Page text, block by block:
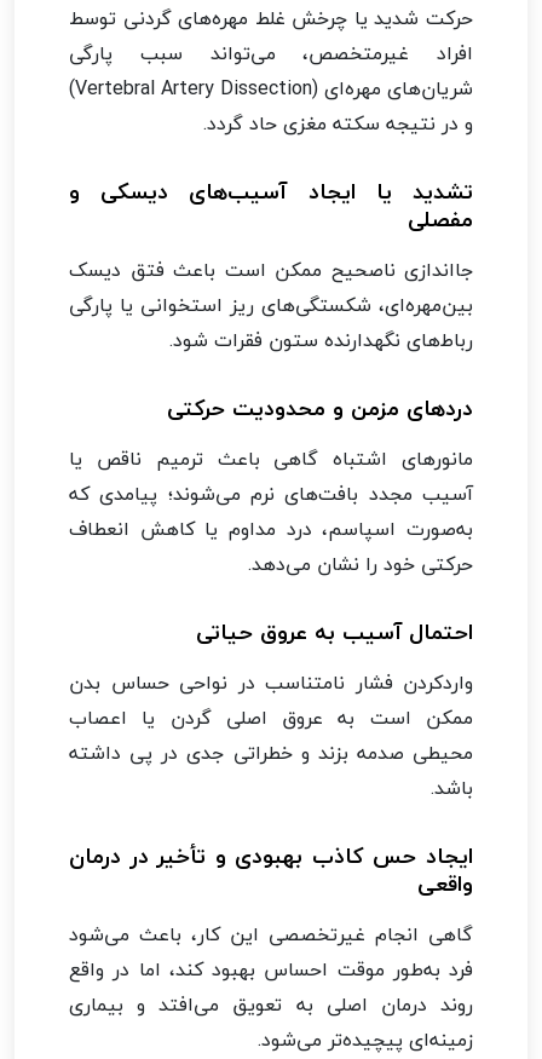
حرکت شدید یا چرخش غلط مهره‌های گردنی توسط
افراد غیرمتخصص، می‌تواند سبب پارگی
شریان‌های مهره‌ای (Vertebral Artery Dissection)
و در نتیجه سکته مغزی حاد گردد.
تشدید یا ایجاد آسیب‌های دیسکی و
مفصلی
جااندازی ناصحیح ممکن است باعث فتق دیسک
بین‌مهره‌ای، شکستگی‌های ریز استخوانی یا پارگی
رباط‌های نگهدارنده ستون فقرات شود.
دردهای مزمن و محدودیت حرکتی
مانورهای اشتباه گاهی باعث ترمیم ناقص یا
آسیب مجدد بافت‌های نرم می‌شوند؛ پیامدی که
به‌صورت اسپاسم، درد مداوم یا کاهش انعطاف
حرکتی خود را نشان می‌دهد.
احتمال آسیب به عروق حیاتی
واردکردن فشار نامتناسب در نواحی حساس بدن
ممکن است به عروق اصلی گردن یا اعصاب
محیطی صدمه بزند و خطراتی جدی در پی داشته
باشد.
ایجاد حس کاذب بهبودی و تأخیر در درمان
واقعی
گاهی انجام غیرتخصصی این کار، باعث می‌شود
فرد به‌طور موقت احساس بهبود کند، اما در واقع
روند درمان اصلی به تعویق می‌افتد و بیماری
زمینه‌ای پیچیده‌تر می‌شود.